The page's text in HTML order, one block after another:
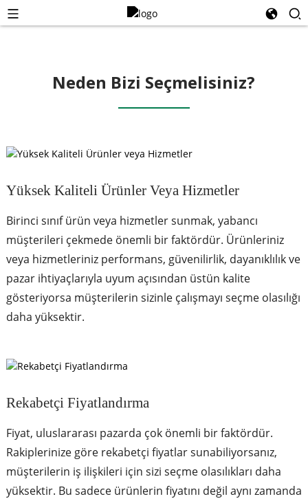
Neden Bizi Seçmelisiniz?
Yüksek Kaliteli Ürünler Veya Hizmetler
Birinci sınıf ürün veya hizmetler sunmak, yabancı
müşterileri çekmede önemli bir faktördür. Ürünleriniz
veya hizmetleriniz performans, güvenilirlik, dayanıklılık ve
pazar ihtiyaçlarıyla uyum açısından üstün kalite
gösteriyorsa müşterilerin sizinle çalışmayı seçme olasılığı
daha yüksektir.
Rekabetçi Fiyatlandırma
Fiyat, uluslararası pazarda çok önemli bir faktördür.
Rakiplerinize göre rekabetçi fiyatlar sunabiliyorsanız,
müşterilerin iş ilişkileri için sizi seçme olasılıkları daha
yüksektir. Bu sadece ürünlerin fiyatını değil aynı zamanda